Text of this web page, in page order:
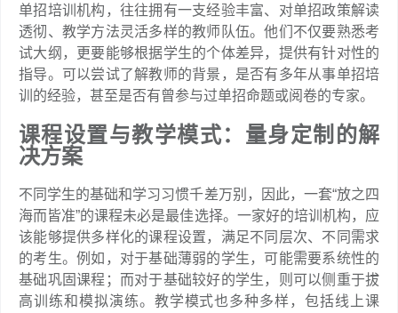
单招培训机构，往往拥有一支经验丰富、对单招政策解读
透彻、教学方法灵活多样的教师队伍。他们不仅要熟悉考
试大纲，更要能够根据学生的个体差异，提供有针对性的
指导。可以尝试了解教师的背景，是否有多年从事单招培
训的经验，甚至是否有曾参与过单招命题或阅卷的专家。
课程设置与教学模式：量身定制的解
决方案
不同学生的基础和学习习惯千差万别，因此，一套“放之四
海而皆准”的课程未必是最佳选择。一家好的培训机构，应
该能够提供多样化的课程设置，满足不同层次、不同需求
的考生。例如，对于基础薄弱的学生，可能需要系统性的
基础巩固课程；而对于基础较好的学生，则可以侧重于拔
高训练和模拟演练。教学模式也多种多样，包括线上课